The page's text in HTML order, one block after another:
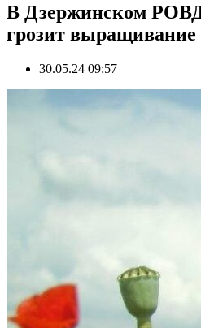
В Дзержинском РОВД
грозит
30.05.24 09:57